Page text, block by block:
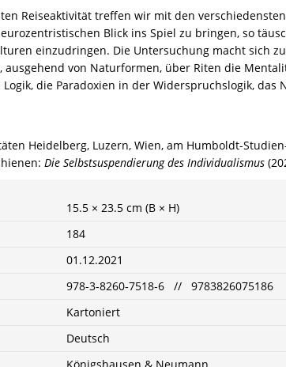
Reiseaktivität treffen wir mit den
Blick ins Spiel zu bringen, so
einzudringen. Die Untersuchung macht sich
von Naturformen, über Riten die
die Paradoxien in der Widerspruchslogik,
Heidelberg, Luzern, Wien, am Humboldt-
Die Selbstsuspendierung des Individualismus
15.5 × 23.5 cm (B × H)
184
01.12.2021
978-3-8260-7518-6 // 9783826075186
Kartoniert
Deutsch